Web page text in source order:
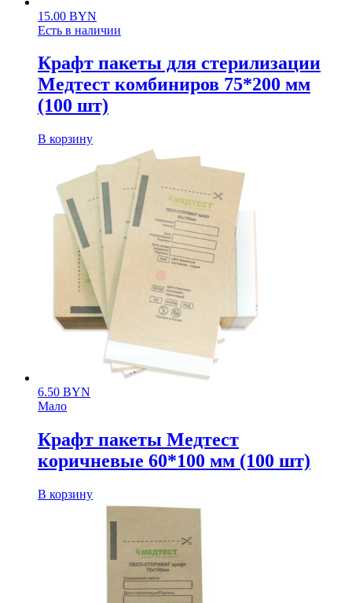
15.00 BYN
Есть в наличии
Крафт пакеты для стерилизации
Медтест комбиниров 75*200 мм
(100 шт)
В корзину
6.50 BYN
Мало
Крафт пакеты Медтест
коричневые 60*100 мм (100 шт)
В корзину